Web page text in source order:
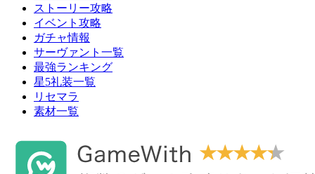
ストーリー攻略
イベント攻略
ガチャ情報
サーヴァント一覧
最強ランキング
星5礼装一覧
リセマラ
素材一覧